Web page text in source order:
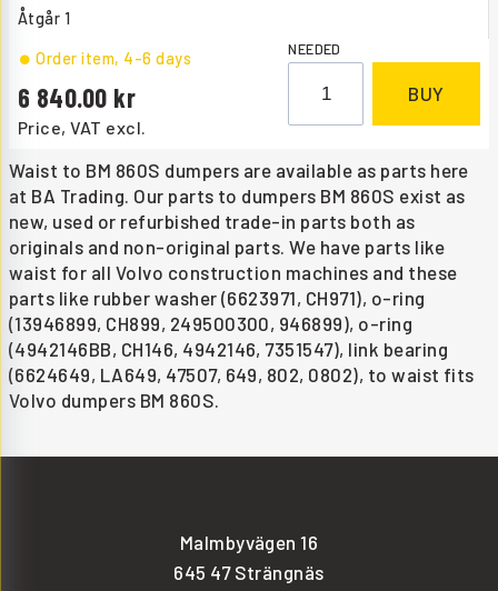
Åtgår 1
Price, VAT excl.
6 840.00
Order item, 4-6 days NEEDED
BUY
Waist to BM 860S dumpers are available as parts here
at BA Trading. Our parts to dumpers BM 860S exist as
new, used or refurbished trade-in parts both as
originals and non-original parts. We have parts like
waist for all Volvo construction machines and these
parts like rubber washer (6623971, CH971), o-ring
(13946899, CH899, 249500300, 946899), o-ring
(4942146BB, CH146, 4942146, 7351547), link bearing
(6624649, LA649, 47507, 649, 802, 0802), to waist fits
Volvo dumpers BM 860S.
Malmbyvägen 16
645 47 Strängnäs